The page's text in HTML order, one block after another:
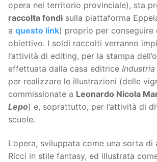
opera nel territorio provinciale), sta
raccolta fondi sulla piattaforma
a questo link) proprio per conseguire
obiettivo. I soldi raccolti verranno
l’attività di editing, per la stampa
effettuata dalla casa editrice
per realizzare le illustrazioni (delle
commissionate a Leonardo Nicola
Lepo) e, soprattutto, per l’attività di
scuole.
L’opera, sviluppata come una sorta
Ricci in stile fantasy, ed illustrata